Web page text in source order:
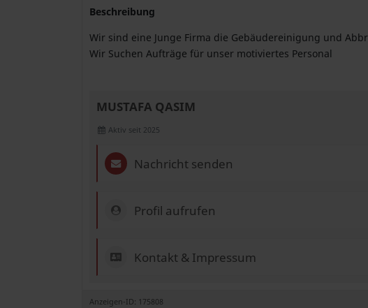
Beschreibung
Wir sind eine Junge Firma die Gebäudereinigung und
Wir Suchen Aufträge für unser motiviertes Personal
MUSTAFA QASIM
Aktiv seit 2025
Nachricht senden
Profil aufrufen
Kontakt & Impressum
Anzeigen-ID: 175808